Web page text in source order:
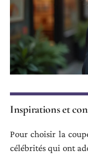
Inspirations et
Pour choisir la
célébrités qui ont